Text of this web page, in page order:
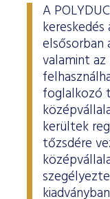
A
elsősorban
valamint
foglalkozó
kerültek
tőzsdére